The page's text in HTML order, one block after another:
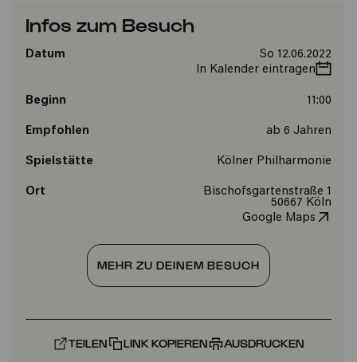
Infos zum Besuch
Datum
So 12.06.2022
In Kalender eintragen
Beginn 11:00
Empfohlen ab 6 Jahren
Spielstätte Kölner Philharmonie
Ort
Bischofsgartenstraße 1
50667 Köln
Google Maps
MEHR ZU DEINEM BESUCH
TEILEN LINK KOPIEREN AUSDRUCKEN